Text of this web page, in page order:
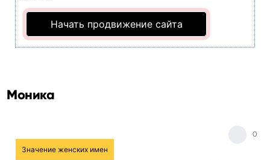
Начать продвижение сайта
Моника
Значение женских имен
0